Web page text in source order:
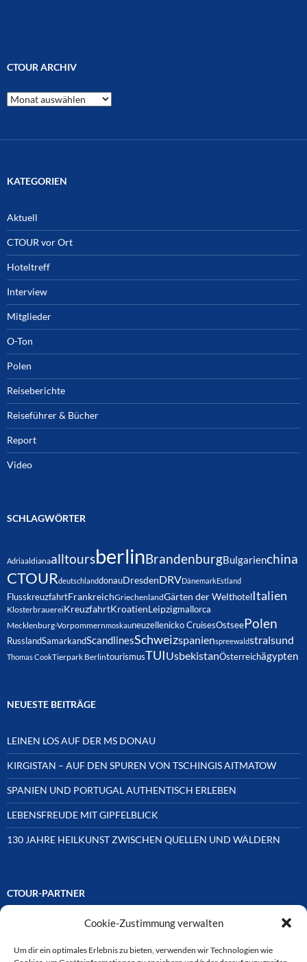
Cookie-Zustimmung verwalten
Um dir ein optimales Erlebnis zu bieten, verwenden wir Technologien wie
CTOUR ARCHIV
CTOUR
Archiv
KATEGORIEN
Aktuell
CTOUR vor Ort
Hoteltreff
Interview
Mitglieder
O-Ton
Polen
Reiseberichte
Reiseführer & Bücher
Report
Video
SCHLAGWÖRTER
AdriaaldianaalltoursberlinBrandenburgBulgarienchina
CTOURdeutschlanddonauDresdenDRVDänemarkEstland
FlusskreuzfahrtFrankreichGriechenlandGärten der WelthotelItalien
KlosterbrauereiKreuzfahrtKroatienLeipzigmallorca
Mecklenburg-Vorpommernmoskauneuzellenicko CruisesOstseePolen
RusslandSamarkandScandlinesSchweizspanienspreewaldstralsund
Thomas CookTierpark BerlintourismusTUIUsbekistanÖsterreichägypten
NEUESTE BEITRÄGE
LEINEN LOS AUF DER MS DONAU
KIRGISTAN – AUF DEN SPUREN VON TSCHINGIS AITMATOW
SPANIEN UND PORTUGAL AUTHENTISCH ERLEBEN
LEBENSFREUDE MIT GIPFELBLICK
130 JAHRE HEILKUNST ZWISCHEN QUELLEN UND WÄLDERN
CTOUR-PARTNER
Unsere Reisejournalisten-Vereinigung ist über Mitglieder und
ausgewählten Partnern der Medien- und Tourismusbranche